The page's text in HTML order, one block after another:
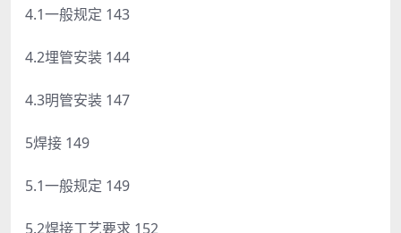
4.1一般规定 143
4.2埋管安装 144
4.3明管安装 147
5焊接 149
5.1一般规定 149
5.2焊接工艺要求 152